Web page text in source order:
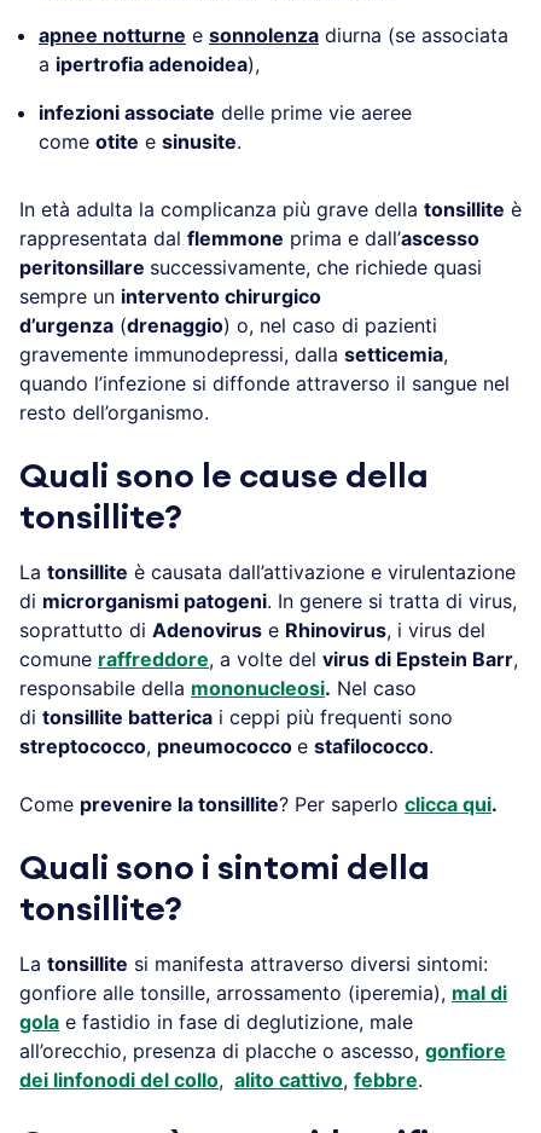
apnee notturne e sonnolenza diurna (se associata
a ipertrofia adenoidea),
infezioni associate delle prime vie aeree
come otite e sinusite.
In età adulta la complicanza più grave della tonsillite è
rappresentata dal flemmone prima e dall’ascesso
peritonsillare successivamente, che richiede quasi
sempre un intervento chirurgico
d’urgenza (drenaggio) o, nel caso di pazienti
gravemente immunodepressi, dalla setticemia,
quando l’infezione si diffonde attraverso il sangue nel
resto dell’organismo.
Quali sono le cause della
tonsillite?
La tonsillite è causata dall’attivazione e virulentazione
di microrganismi patogeni. In genere si tratta di virus,
soprattutto di Adenovirus e Rhinovirus, i virus del
comune raffreddore, a volte del virus di Epstein Barr,
responsabile della mononucleosi. Nel caso
di tonsillite batterica i ceppi più frequenti sono
streptococco, pneumococco e stafilococco.
Come prevenire la tonsillite? Per saperlo clicca qui.
Quali sono i sintomi della
tonsillite?
La tonsillite si manifesta attraverso diversi sintomi:
gonfiore alle tonsille, arrossamento (iperemia), mal di
gola e fastidio in fase di deglutizione, male
all’orecchio, presenza di placche o ascesso, gonfiore
dei linfonodi del collo, alito cattivo, febbre.